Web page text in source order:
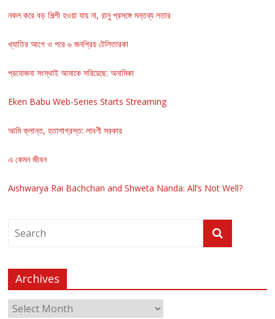
নকল করে বড় শিল্পী হওয়া যায় না, রানু প্রসঙ্গে মন্তব্য লতার
খ্যাতির আগে ও পরে ৬ জনপ্রিয় টেলিতারকা
প্রযোজনা সংস্থাই আমাকে সরিয়েছে: অনামিকা
Eken Babu Web-Series Starts Streaming
আমি ক্লান্ত, হতাশাগ্রস্ত: লাবণী সরকার
এ কেমন জীবন
Aishwarya Rai Bachchan and Shweta Nanda: All’s Not Well?
Archives